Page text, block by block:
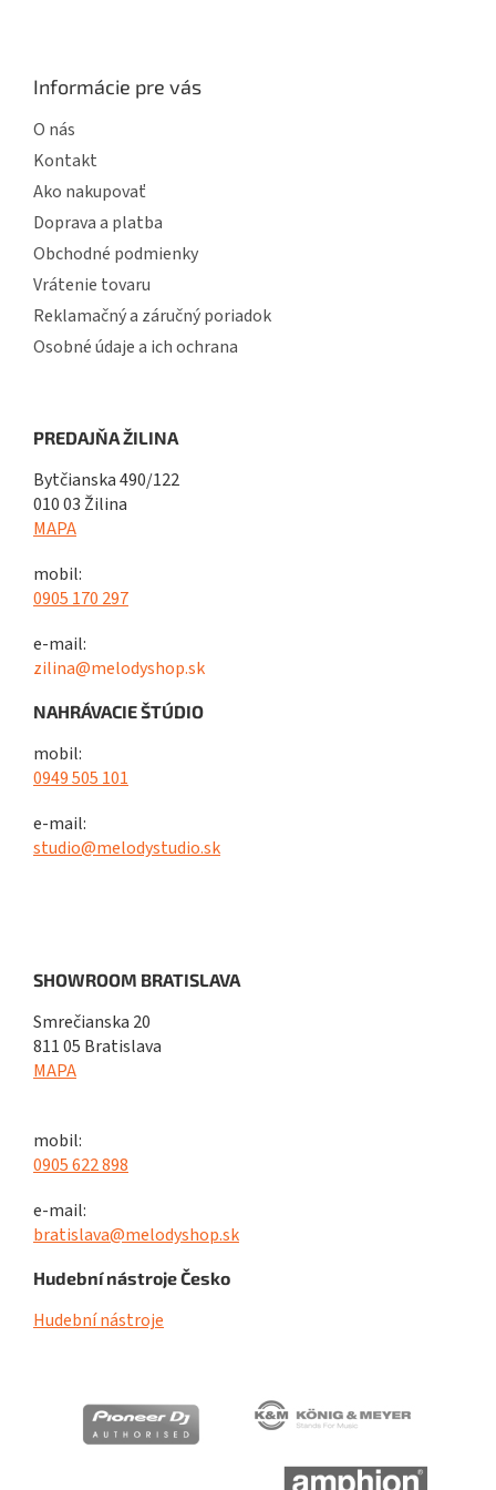
Informácie pre vás
O nás
Kontakt
Ako nakupovať
Doprava a platba
Obchodné podmienky
Vrátenie tovaru
Reklamačný a záručný poriadok
Osobné údaje a ich ochrana
PREDAJŇA ŽILINA
Bytčianska 490/122
010 03 Žilina
MAPA
mobil:
0905 170 297
e-mail:
zilina@melodyshop.sk
NAHRÁVACIE ŠTÚDIO
mobil:
0949 505 101
e-mail:
studio@melodystudio.sk
SHOWROOM BRATISLAVA
Smrečianska 20
811 05 Bratislava
MAPA
mobil:
0905 622 898
e-mail:
bratislava@melodyshop.sk
Hudební nástroje Česko
Hudební nástroje